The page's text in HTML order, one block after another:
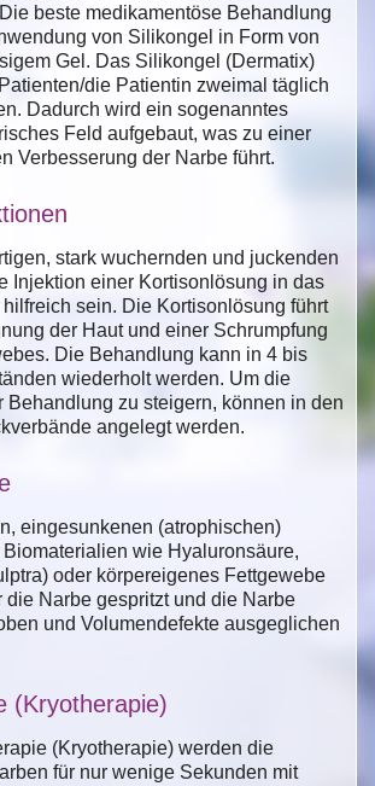
beste medikamentöse Behandlung
von Silikongel in Form von
Gel. Das Silikongel (Dermatix)
die Patientin zweimal täglich
Dadurch wird ein sogenanntes
Feld aufgebaut, was zu einer
Verbesserung der Narbe führt.
stark wuchernden und juckenden
Injektion einer Kortisonlösung in das
sein. Die Kortisonlösung führt
der Haut und einer Schrumpfung
Die Behandlung kann in 4 bis
wiederholt werden. Um die
Behandlung zu steigern, können in den
angelegt werden.
eingesunkenen (atrophischen)
wie Hyaluronsäure,
oder körpereigenes Fettgewebe
die Narbe gespritzt und die Narbe
und Volumendefekte ausgeglichen
(Kryotherapie)
(Kryotherapie) werden die
für nur wenige Sekunden mit